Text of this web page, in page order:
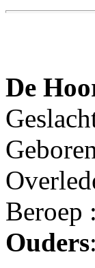
De
Beroep
Ouders: